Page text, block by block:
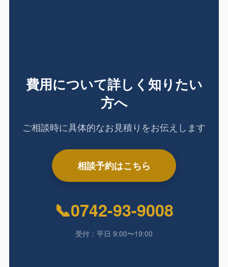
費用について詳しく知りたい
方へ
ご相談時に具体的なお見積りをお伝えします
相談予約はこちら
📞0742-93-9008
受付：平日 9:00〜19:00